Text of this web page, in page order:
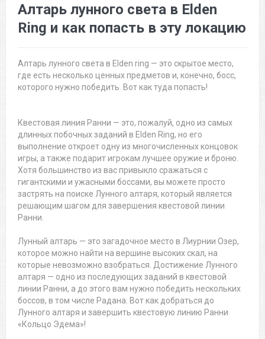
Алтарь лунного света в Elden
Ring и как попасть в эту локацию
Алтарь лунного света в Elden ring — это скрытое место,
где есть несколько ценных предметов и, конечно, босс,
которого нужно победить. Вот как туда попасть!
Квестовая линия Ранни — это, пожалуй, одно из самых
длинных побочных заданий в Elden Ring, но его
выполнение откроет одну из многочисленных концовок
игры, а также подарит игрокам лучшее оружие и броню.
Хотя большинство из вас привыкло сражаться с
гигантскими и ужасными боссами, вы можете просто
застрять на поиске Лунного алтаря, который является
решающим шагом для завершения квестовой линии
Ранни.
Лунный алтарь — это загадочное место в Лиурнии Озер,
которое можно найти на вершине высоких скал, на
которые невозможно взобраться. Достижение Лунного
алтаря — одно из последующих заданий в квестовой
линии Ранни, а до этого вам нужно победить нескольких
боссов, в том числе Радана. Вот как добраться до
Лунного алтаря и завершить квестовую линию Ранни
«Кольцо Эдема»!